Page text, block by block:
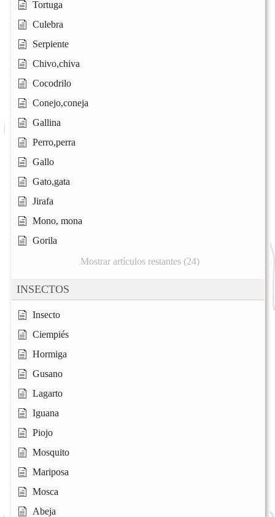
Tortuga
Culebra
Serpiente
Chivo,chiva
Cocodrilo
Conejo,coneja
Gallina
Perro,perra
Gallo
Gato,gata
Jirafa
Mono, mona
Gorila
Mostrar artículos restantes (24)
INSECTOS
Insecto
Ciempiés
Hormiga
Gusano
Lagarto
Iguana
Piojo
Mosquito
Mariposa
Mosca
Abeja